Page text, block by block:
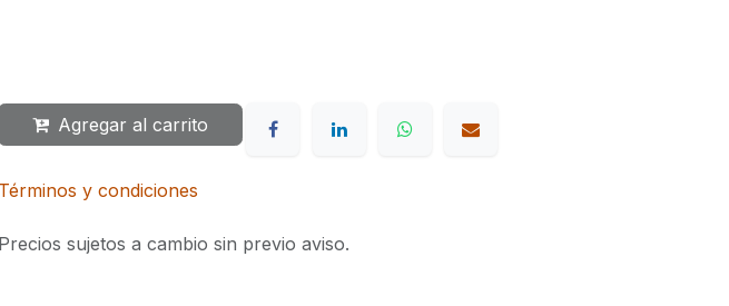
Agregar al carrito
Términos y condiciones
Precios sujetos a cambio sin previo aviso.